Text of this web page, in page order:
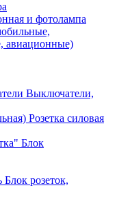
и фотолампа
авиационные)
Выключатели,
Розетка силовая
Блок
Блок розеток,